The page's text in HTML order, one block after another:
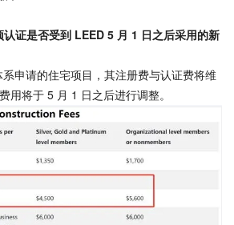
证是否受到 LEED 5 月 1 日之后采用的新
申请的住宅项目，其注册费与认证费将维
用将于 5 月 1 日之后进行调整。